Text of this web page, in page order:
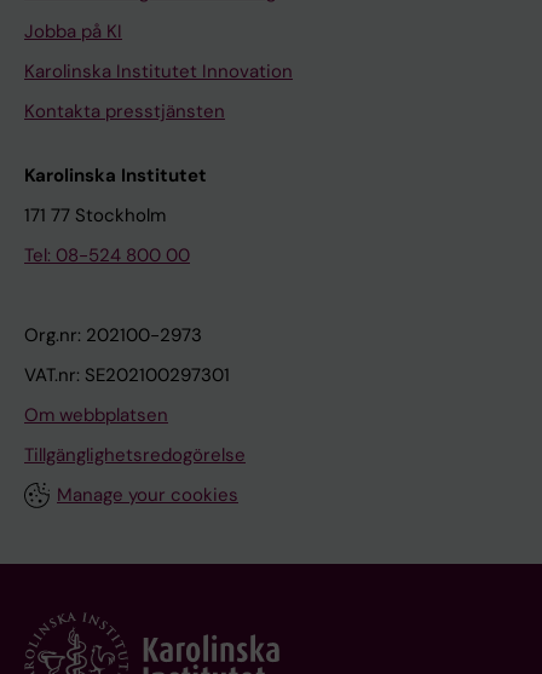
Jobba på KI
Karolinska Institutet Innovation
Kontakta presstjänsten
Karolinska Institutet
171 77 Stockholm
Tel: 08-524 800 00
Org.nr: 202100-2973
VAT.nr: SE202100297301
Om webbplatsen
Tillgänglighetsredogörelse
Manage your cookies